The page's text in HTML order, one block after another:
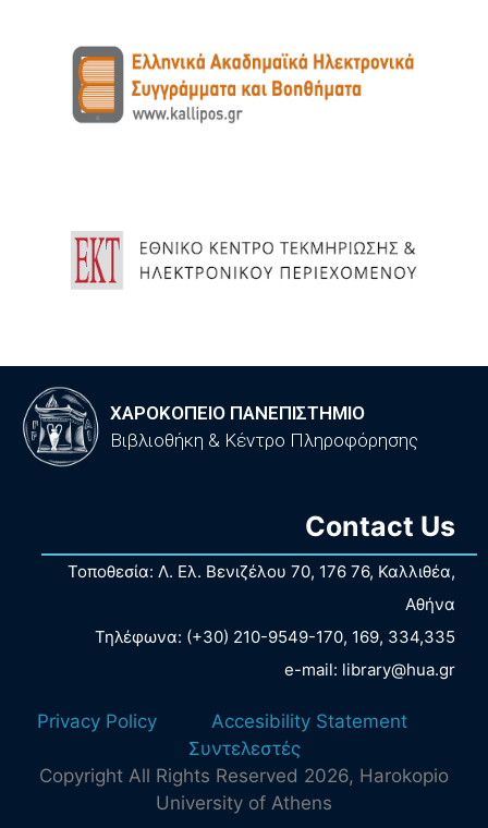
ΧΑΡΟΚΟΠΕΙΟ ΠΑΝΕΠΙΣΤΗΜΙΟ
Βιβλιοθήκη & Κέντρο Πληροφόρησης
Contact Us
Τοποθεσία: Λ. Ελ. Βενιζέλου 70, 176 76, Καλλιθέα,
Αθήνα
Τηλέφωνα: (+30) 210-9549-170, 169, 334,335
e-mail: library@hua.gr
Privacy Policy
Accesibility Statement
Συντελεστές
Copyright All Rights Reserved 2026, Harokopio
University of Athens